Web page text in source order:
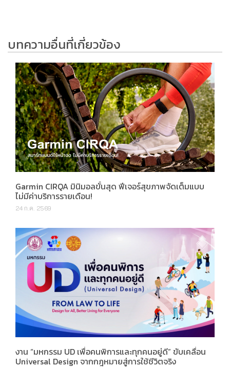
บทความอื่นที่เกี่ยวข้อง
Garmin CIRQA มินิมอลขั้นสุด ฟีเจอร์สุขภาพจัดเต็มแบบ
ไม่มีค่าบริการรายเดือน!
24 ก.ค. 2569
งาน “มหกรรม UD เพื่อคนพิการและทุกคนอยู่ดี” ขับเคลื่อน
Universal Design จากกฎหมายสู่การใช้ชีวิตจริง